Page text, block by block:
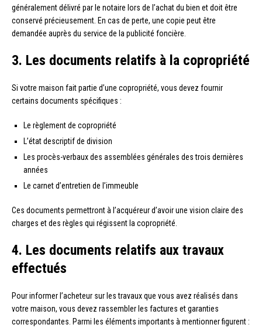
généralement délivré par le notaire lors de l’achat du bien et doit être
conservé précieusement. En cas de perte, une copie peut être
demandée auprès du service de la publicité foncière.
3. Les documents relatifs à la copropriété
Si votre maison fait partie d’une copropriété, vous devez fournir
certains documents spécifiques :
Le règlement de copropriété
L’état descriptif de division
Les procès-verbaux des assemblées générales des trois dernières
années
Le carnet d’entretien de l’immeuble
Ces documents permettront à l’acquéreur d’avoir une vision claire des
charges et des règles qui régissent la copropriété.
4. Les documents relatifs aux travaux
effectués
Pour informer l’acheteur sur les travaux que vous avez réalisés dans
votre maison, vous devez rassembler les factures et garanties
correspondantes. Parmi les éléments importants à mentionner figurent :